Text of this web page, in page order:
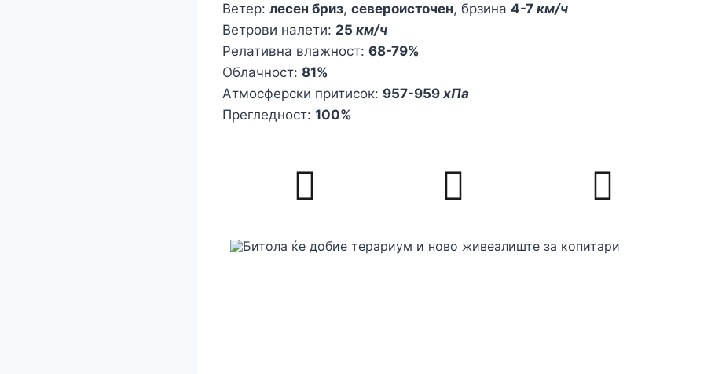
Ветер: лесен бриз, североисточен, брзина 4-7 км/ч
Ветрови налети: 25 км/ч
Релативна влажност: 68-79%
Облачност: 81%
Атмосферски притисок: 957-959 хПа
Прегледност: 100%